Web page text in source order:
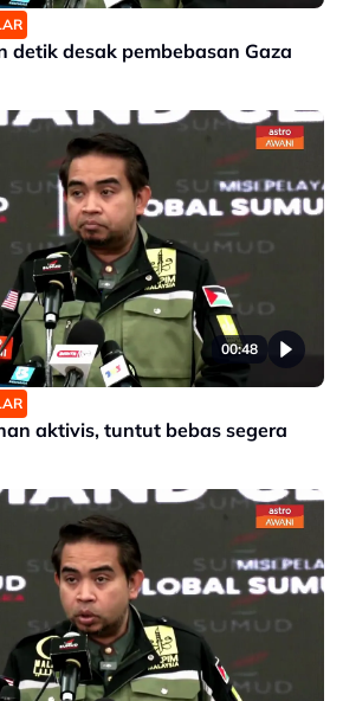
detik desak pembebasan Gaza
00:48
aktivis, tuntut bebas segera